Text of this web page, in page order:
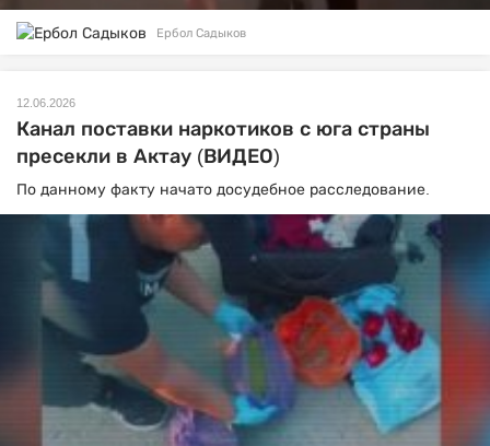
Ербол Садыков
12.06.2026
Канал поставки наркотиков с юга страны
пресекли в Актау (ВИДЕО)
По данному факту начато досудебное расследование.